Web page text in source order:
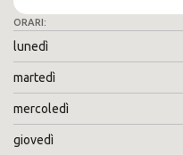
ORARI:
lunedì
martedì
mercoledì
giovedì